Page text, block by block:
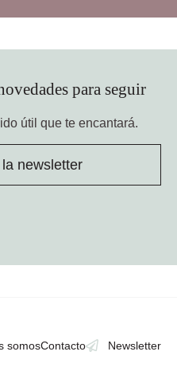
para seguir
útil que te encantará.
newsletter
somosContacto Newsletter